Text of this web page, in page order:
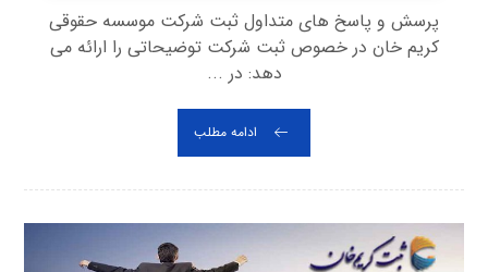
پرسش و پاسخ های متداول ثبت شرکت موسسه حقوقی
کریم خان در خصوص ثبت شرکت توضیحاتی را ارائه می
دهد: در ...
ادامه مطلب